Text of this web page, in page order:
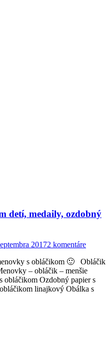
detí, medaily, ozdobný
20172 komentáre
s obláčikom 🙂 Obláčik
– obláčik – menšie
obláčikom Ozdobný papier s
linajkový Obálka s